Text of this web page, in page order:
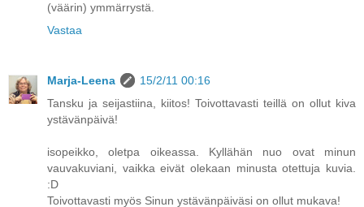
(väärin) ymmärrystä.
Vastaa
Marja-Leena
15/2/11 00:16
Tansku ja seijastiina, kiitos! Toivottavasti teillä on ollut kiva
ystävänpäivä!
isopeikko, oletpa oikeassa. Kyllähän nuo ovat minun
vauvakuviani, vaikka eivät olekaan minusta otettuja kuvia.
:D
Toivottavasti myös Sinun ystävänpäiväsi on ollut mukava!